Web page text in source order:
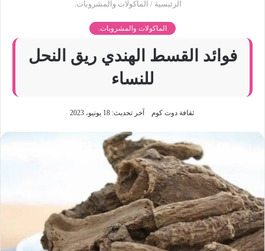
الرئيسية / الماكولات والمشروبات.
الماكولات والمشروبات.
فوائد القسط الهندي ريق النحل
للنساء
ثقافة دوت كوم آخر تحديث: 18 يونيو، 2023